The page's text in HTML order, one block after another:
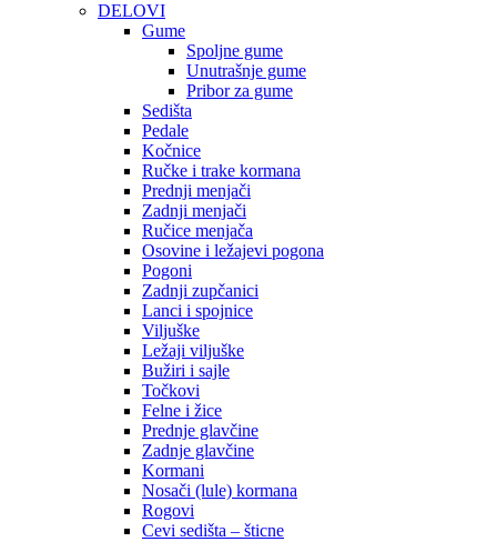
DELOVI
Gume
Spoljne gume
Unutrašnje gume
Pribor za gume
Sedišta
Pedale
Kočnice
Ručke i trake kormana
Prednji menjači
Zadnji menjači
Ručice menjača
Osovine i ležajevi pogona
Pogoni
Zadnji zupčanici
Lanci i spojnice
Viljuške
Ležaji viljuške
Bužiri i sajle
Točkovi
Felne i žice
Prednje glavčine
Zadnje glavčine
Kormani
Nosači (lule) kormana
Rogovi
Cevi sedišta – šticne